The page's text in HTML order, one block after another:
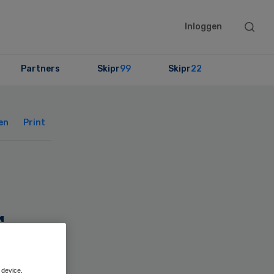
Inloggen
Search
Partners Skipr99 Skipr22
Print